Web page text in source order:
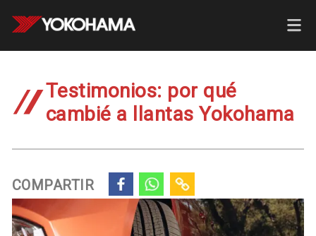
Testimonios: por qué
cambié a llantas Yokohama
COMPARTIR